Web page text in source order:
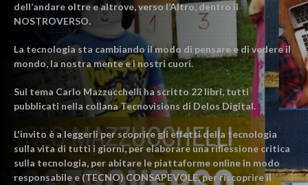
dell’andare oltre e altrove, verso l’Altro, dentro il
NOSTROVERSO.
La tecnologia sta cambiando il modo di pensare e di vedere il
mondo, la nostra mente e i nostri cuori.
Sul tema Carlo Mazzucchelli ha scritto 22 libri, tutti
pubblicati nella collana Tecnovisions di Delos Digital.
L'invito è a leggerli per scoprire gli effetti della tecnologia
sulla vita di tutti i giorni, per elaborare una riflessione critica
sulla tecnologia, per abitare le piattaforme online in modo
responsabile e (TECNO) CONSAPEVOLE, per riscoprire il